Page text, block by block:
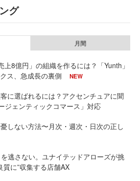
グ
月間
上8億円」の組織を作るには？「Yunth」
ス、急成長の裏側
NEW
に選ばれるには？アクセンチュアに聞
ジェンティックコマース」対応
しない方法〜月次・週次・日次の正し
を逃さない。ユナイテッドアローズが挑
質に”収集する店舗AX